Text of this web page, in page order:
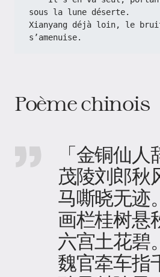
sous la lune déserte.
Xianyang déjà loin, le bruit
s’amenuise.
Poème chinois
「金铜仙人
茂陵刘郎秋
马嘶晓无迹。
画栏桂树悬
六宫土花碧。
魏官牵车指